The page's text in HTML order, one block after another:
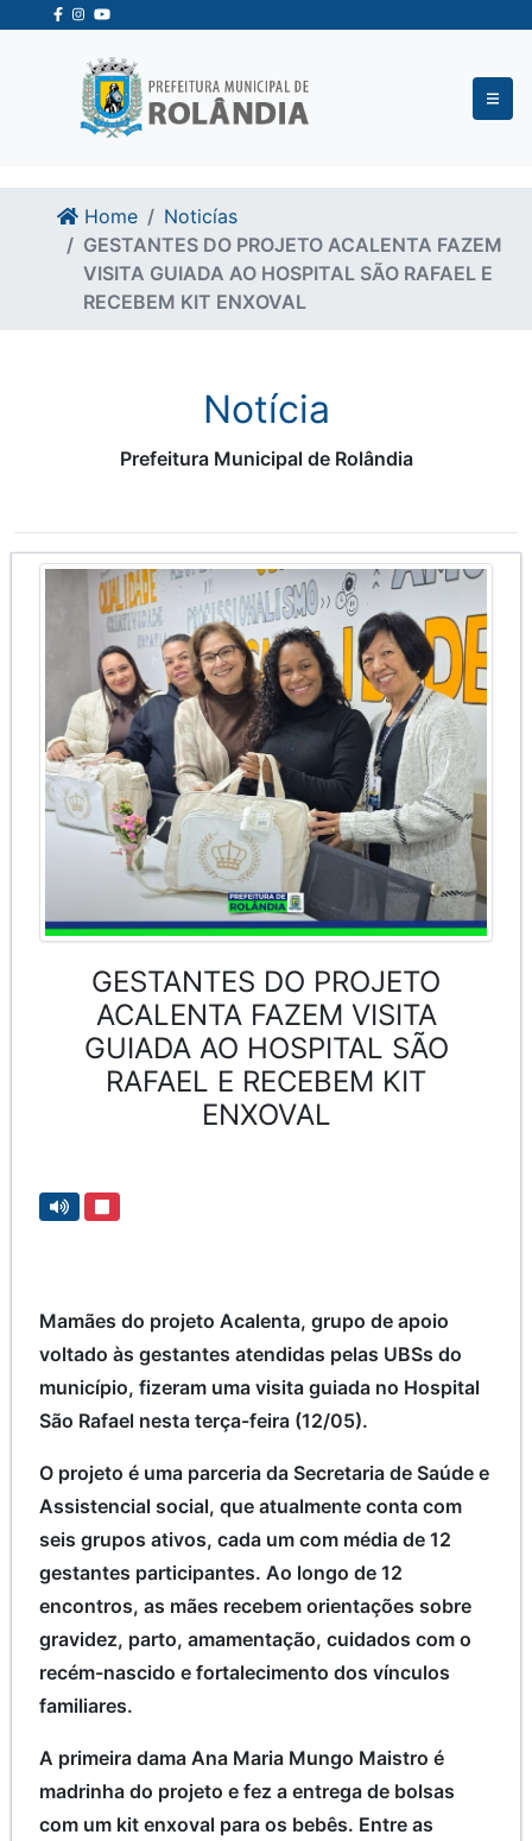
Ir para o conteudo
Ir para o fim do conteudo
Home
Noticías
GESTANTES DO PROJETO ACALENTA FAZEM
VISITA GUIADA AO HOSPITAL SÃO RAFAEL E
RECEBEM KIT ENXOVAL
Notícia
Prefeitura Municipal de Rolândia
GESTANTES DO PROJETO
ACALENTA FAZEM VISITA
GUIADA AO HOSPITAL SÃO
RAFAEL E RECEBEM KIT
ENXOVAL
Mamães do projeto Acalenta, grupo de apoio
voltado às gestantes atendidas pelas UBSs do
município, fizeram uma visita guiada no Hospital
São Rafael nesta terça-feira (12/05).
O projeto é uma parceria da Secretaria de Saúde e
Assistencial social, que atualmente conta com
seis grupos ativos, cada um com média de 12
gestantes participantes. Ao longo de 12
encontros, as mães recebem orientações sobre
gravidez, parto, amamentação, cuidados com o
recém-nascido e fortalecimento dos vínculos
familiares.
A primeira dama Ana Maria Mungo Maistro é
madrinha do projeto e fez a entrega de bolsas
com um kit enxoval para os bebês. Entre as